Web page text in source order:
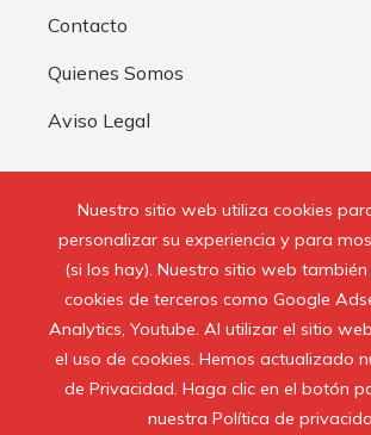
Nuestro sitio web utiliza cookies
personalizar su experiencia y para
(si los hay). Nuestro sitio web también
cookies de terceros como Google
Analytics, Youtube. Al utilizar el sitio
el uso de cookies. Hemos actualizado
de Privacidad. Haga clic en el botón
nuestra Política de
Contacto
Quienes Somos
Aviso Legal
© 2020 Todos los derechos